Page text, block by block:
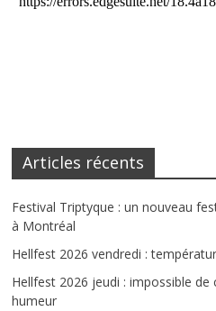
Articles récents
Festival Triptyque : un nouveau
à Montréal
Hellfest 2026 vendredi :
Hellfest 2026 jeudi : impossible
humeur